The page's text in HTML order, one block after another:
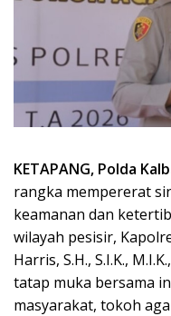
KETAPANG, Polda
rangka mempererat
keamanan dan
wilayah pesisir,
Harris, S.H., S.I.K.,
tatap muka bersama
masyarakat, tokoh